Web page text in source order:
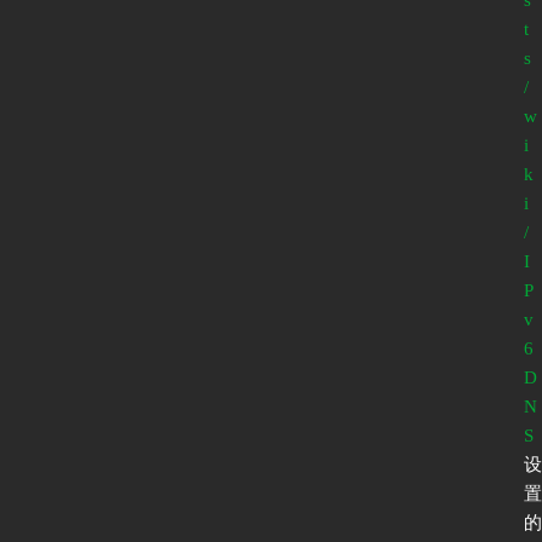
t
s
/
w
i
k
i
/
I
P
v
6
D
N
S
设
置
的